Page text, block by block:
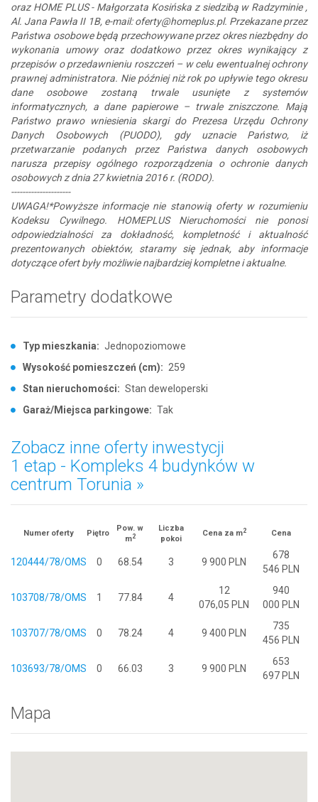
oraz HOME PLUS - Małgorzata Kosińska z siedzibą w Radzyminie ,
Al. Jana Pawła II 1B, e-mail: oferty@homeplus.pl. Przekazane przez
Państwa osobowe będą przechowywane przez okres niezbędny do
wykonania umowy oraz dodatkowo przez okres wynikający z
przepisów o przedawnieniu roszczeń – w celu ewentualnej ochrony
prawnej administratora. Nie później niż rok po upływie tego okresu
dane osobowe zostaną trwale usunięte z systemów
informatycznych, a dane papierowe – trwale zniszczone. Mają
Państwo prawo wniesienia skargi do Prezesa Urzędu Ochrony
Danych Osobowych (PUODO), gdy uznacie Państwo, iż
przetwarzanie podanych przez Państwa danych osobowych
narusza przepisy ogólnego rozporządzenia o ochronie danych
osobowych z dnia 27 kwietnia 2016 r. (RODO).
---------------------
UWAGA!*Powyższe informacje nie stanowią oferty w rozumieniu
Kodeksu Cywilnego. HOMEPLUS Nieruchomości nie ponosi
odpowiedzialności za dokładność, kompletność i aktualność
prezentowanych obiektów, staramy się jednak, aby informacje
dotyczące ofert były możliwie najbardziej kompletne i aktualne.
Parametry dodatkowe
Typ mieszkania: Jednopoziomowe
Wysokość pomieszczeń (cm): 259
Stan nieruchomości: Stan deweloperski
Garaż/Miejsca parkingowe: Tak
Zobacz inne oferty inwestycji
1 etap - Kompleks 4 budynków w
centrum Torunia »
Numer oferty Piętro
Pow. w
m2
Liczba
pokoi
Cena za m2 Cena
120444/78/OMS 0 68.54 3 9 900 PLN
678
546 PLN
103708/78/OMS 1 77.84 4
12
076,05 PLN
940
000 PLN
103707/78/OMS 0 78.24 4 9 400 PLN
735
456 PLN
103693/78/OMS 0 66.03 3 9 900 PLN
653
697 PLN
Mapa